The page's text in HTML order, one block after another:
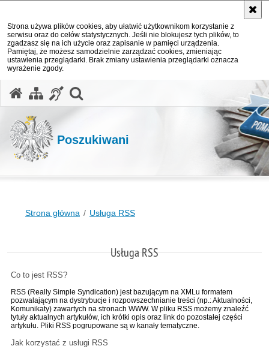
Strona używa plików cookies, aby ułatwić użytkownikom korzystanie z
serwisu oraz do celów statystycznych. Jeśli nie blokujesz tych plików, to
zgadzasz się na ich użycie oraz zapisanie w pamięci urządzenia.
Pamiętaj, że możesz samodzielnie zarządzać cookies, zmieniając
ustawienia przeglądarki. Brak zmiany ustawienia przeglądarki oznacza
wyrażenie zgody.
Poszukiwani
Strona główna Usługa RSS
Usługa RSS
Co to jest RSS?
RSS (Really Simple Syndication) jest bazującym na XMLu formatem
pozwalającym na dystrybucje i rozpowszechnianie treści (np.: Aktualności,
Komunikaty) zawartych na stronach WWW. W pliku RSS możemy znaleźć
tytuły aktualnych artykułów, ich krótki opis oraz link do pozostałej części
artykułu. Pliki RSS pogrupowane są w kanały tematyczne.
Jak korzystać z usługi RSS